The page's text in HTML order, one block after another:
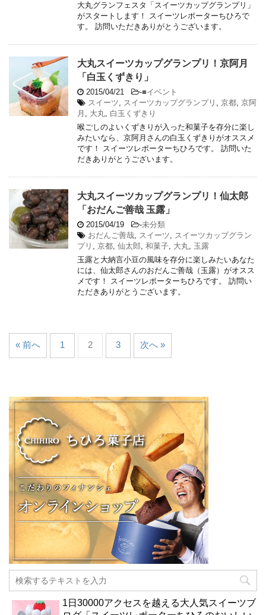
大丸グランフェスタ「スイーツカップグランプリ」
がスタートします！ スイーツレポーターちひろで
す。 訪問いただきありがとうございます。
大丸スイーツカップグランプリ！京阿月
「白玉くずきり」
2015/04/21 -■イベント
スイーツ, スイーツカップグランプリ , 京都, 京阿
月 , 大丸, 白玉くずきり
喉ごしのよいくずきりが入った和菓子を存分に楽し
みたいなら、京阿月さんの白玉くずきりがオススメ
です！ スイーツレポーターちひろです。 訪問いた
だきありがとうございます。
大丸スイーツカップグランプリ！仙太郎
「おだんご善哉 玉露」
2015/04/19 -未分類
おだんご善哉, スイーツ, スイーツカップグラン
プリ , 京都, 仙太郎, 和菓子, 大丸, 玉露
玉露と大納言小豆の風味を存分に楽しみたいあなた
には、仙太郎さんのおだんご善哉（玉露）がオスス
メです！ スイーツレポーターちひろです。 訪問い
ただきありがとうございます。
« 前へ 1 2 3 次へ »
1日30000アクセスを越える大人気スイーツブ